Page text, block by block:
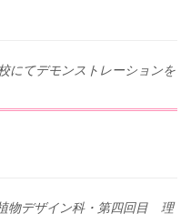
にてデモンストレーションを
物デザイン科・第四回目 理